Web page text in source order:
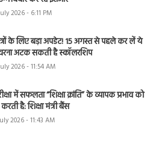
2026 - 6:11 PM
के लिए बड़ा अपडेट! 15 अगस्त से पहले कर लें ये
अटक सकती है स्कॉलरशिप
2026 - 11:54 AM
में सफलता “शिक्षा क्रांति” के व्यापक प्रभाव को
है: शिक्षा मंत्री बैंस
2026 - 11:43 AM